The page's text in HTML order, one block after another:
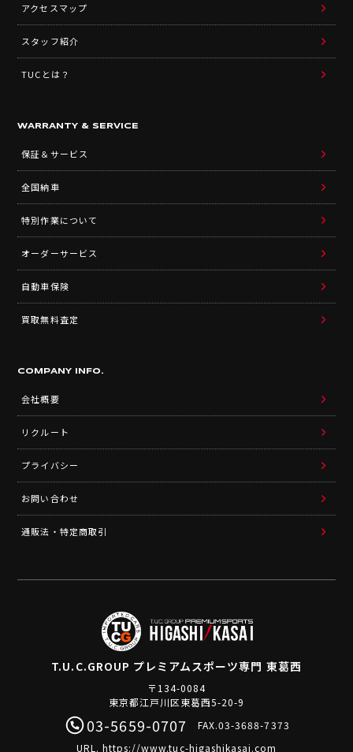
アクセスマップ
スタッフ紹介
TUCとは？
WARRANTY & SERVICE
保証＆サービス
全国納車
特別作業について
オーダーサービス
自動車保険
買取無料査定
COMPANY INFO.
会社概要
リクルート
プライバシー
お問い合わせ
通販法・特定商取引
T.U.C.GROUP プレミアムスポーツ専門 東葛西
〒134-0084
東京都江戸川区東葛西5-20-9
03-5659-0707
FAX.03-3688-7373
URL. https://www.tuc-higashikasai.com